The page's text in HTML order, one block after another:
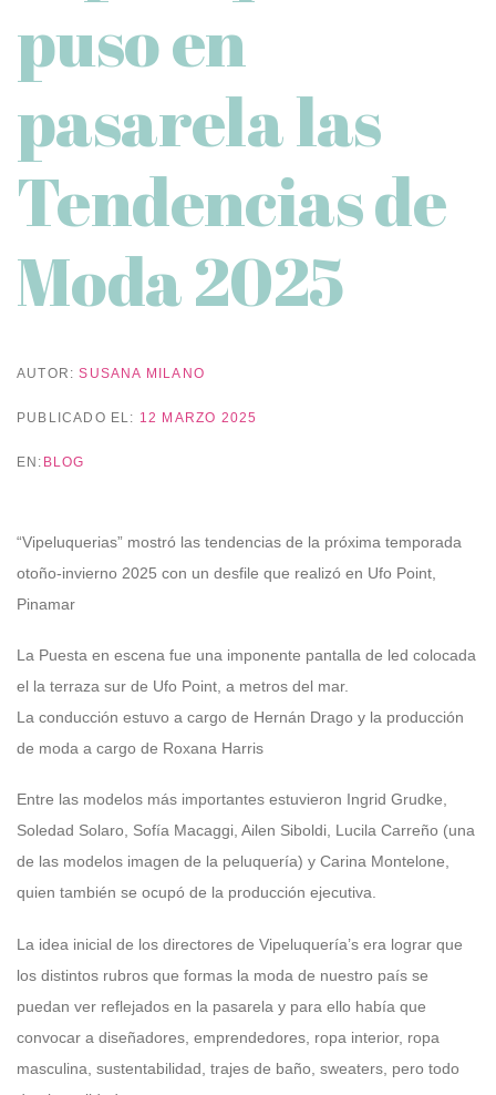
puso en
pasarela las
Tendencias de
Moda 2025
AUTOR:SUSANA MILANO
PUBLICADO EL: 12 MARZO 2025
EN: BLOG
“Vipeluquerias” mostró las tendencias de la próxima temporada
otoño-invierno 2025 con un desfile que realizó en Ufo Point,
Pinamar
La Puesta en escena fue una imponente pantalla de led colocada
el la terraza sur de Ufo Point, a metros del mar.
La conducción estuvo a cargo de Hernán Drago y la producción
de moda a cargo de Roxana Harris
Entre las modelos más importantes estuvieron Ingrid Grudke,
Soledad Solaro, Sofía Macaggi, Ailen Siboldi, Lucila Carreño (una
de las modelos imagen de la peluquería) y Carina Montelone,
quien también se ocupó de la producción ejecutiva.
La idea inicial de los directores de Vipeluquería’s era lograr que
los distintos rubros que formas la moda de nuestro país se
puedan ver reflejados en la pasarela y para ello había que
convocar a diseñadores, emprendedores, ropa interior, ropa
masculina, sustentabilidad, trajes de baño, sweaters, pero todo